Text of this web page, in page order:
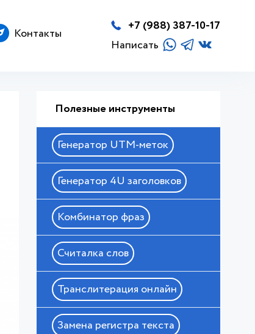
Контакты
+7 (988) 387-10-17
Написать
Полезные инструменты
Генератор UTM-меток
Генератор 4U заголовков
Комбинатор фраз
Считалка слов
Транслитерация онлайн
Замена регистра текста